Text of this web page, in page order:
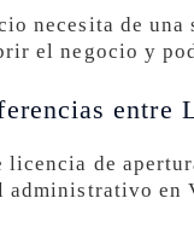
necesita de
el negocio y
licencia de
administrativo en